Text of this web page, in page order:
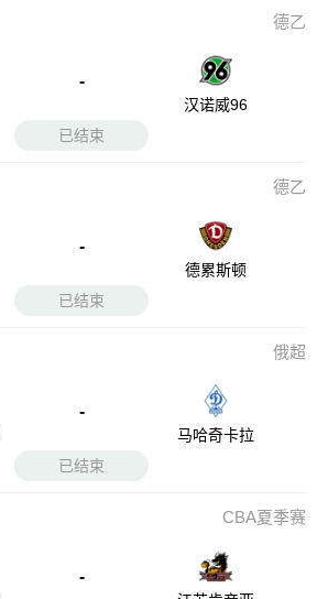
德乙
-
汉诺威96
已结束
德乙
-
德累斯顿
已结束
俄超
-
马哈奇卡拉
已结束
CBA夏季赛
-